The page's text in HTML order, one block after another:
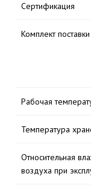
Сертификация
Комплект поставки
Рабочая
Температура
Относительная
воздуха при